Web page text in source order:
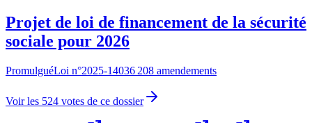
Projet de loi de financement de la sécurité
sociale pour 2026
PromulguéLoi n°2025-14036 208 amendements
Voir les 524 votes de ce dossier